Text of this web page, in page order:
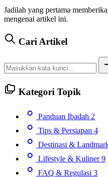
Jadilah yang pertama
mengenai artikel ini.
Cari Artikel
Kategori Topik
Panduan Ibadah 2
Tips & Persiapan 4
Destinasi &
Lifestyle & Kuliner9
FAQ & Regulasi 3